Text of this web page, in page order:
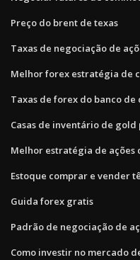
Preço do brent de texas
Taxas de negociação de
Melhor forex estratégia de
Taxas de forex do banco
Casas de inventário de gold
Melhor estratégia de ações
Estoque comprar e vender
Guida forex gratis
Padrão de negociação de
Como investir no mercado